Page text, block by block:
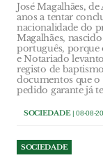
José Magalhães,
anos a tentar
nacionalidade do
Magalhães,
português, porque
e Notariado
registo de
documentos que o
pedido garante já
SOCIEDADE| 08-08-
SOCIEDADE